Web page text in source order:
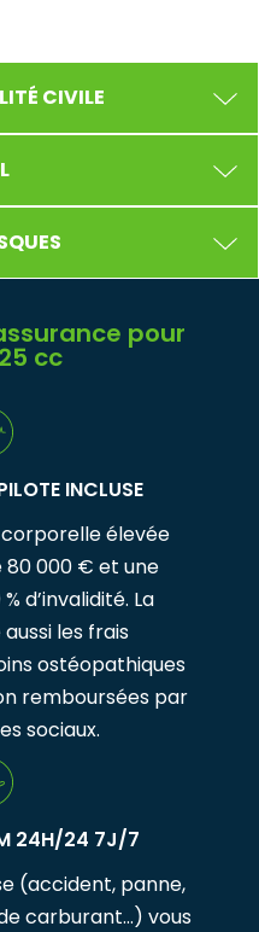
CIVILE
pour
cc
INCLUSE
élevée
80 000 € et une
d’invalidité. La
les frais
ostéopathiques
remboursées par
sociaux.
24H/24 7J/7
(accident, panne,
carburant…) vous